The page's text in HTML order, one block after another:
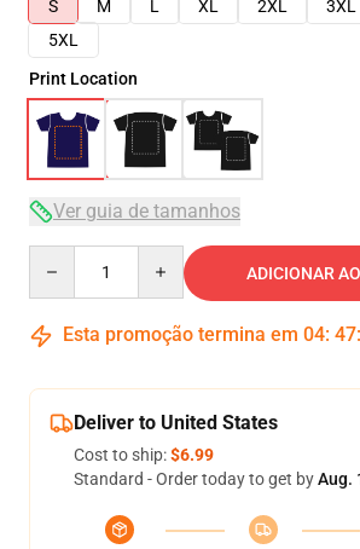
S
M L XL 2XL 3XL
5XL
Print Location
Ver guia de tamanhos
ADICIONAR
Esta promoção termina em 04: 47:
Deliver to United States
Cost to ship:$6.99
Standard - Order today to get byAug.